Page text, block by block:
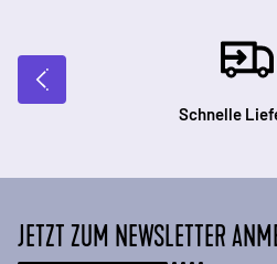
Schnelle
JETZT ZUM NEWSLETTER